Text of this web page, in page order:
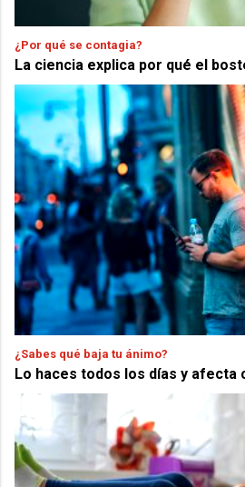
¿Por qué se contagia?
La ciencia explica por qué el
¿Sabes qué baja tu ánimo?
Lo haces todos los días y afecta